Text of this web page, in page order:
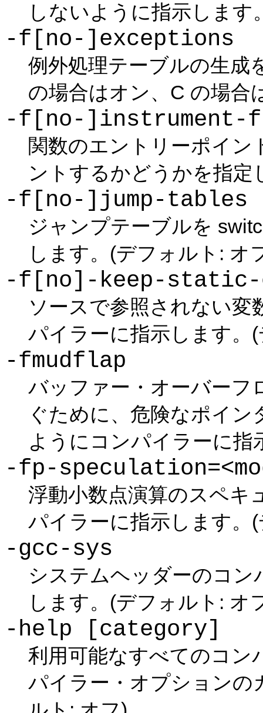
しないように指示します
-f[no-]exceptions
例外処理テーブルの生成
の場合はオン、C の場合
-f[no-]instrument-
関数のエントリーポイ
ントするかどうかを指
-f[no-]jump-tables
ジャンプテーブルを
します。(デフォルト: オ
-f[no]-keep-static-
ソースで参照されない変
パイラーに指示します。
-fmudflap
バッファー・オーバーフ
ぐために、危険なポイ
ようにコンパイラーに
-fp-
浮動小数点演算のスペキ
パイラーに指示します。
-gcc-sys
システムヘッダーのコン
します。(デフォルト: オ
-help [category]
利用可能なすべてのコン
パイラー・オプションの